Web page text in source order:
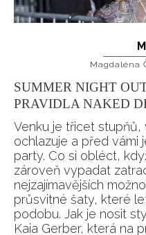
Magdaléna
SUMMER NIGHT
PRAVIDLA NAKED
Venku je třicet
ochlazuje a před vámi
party. Co si obléct,
zároveň vypadat
nejzajímavějších
průsvitné šaty, které
podobu. Jak je nosit
Kaia Gerber, která na